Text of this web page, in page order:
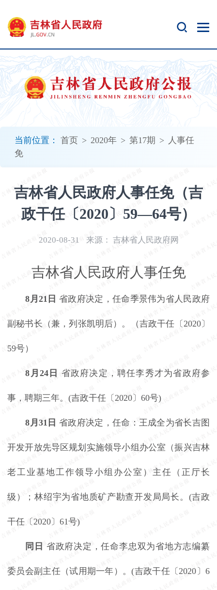
当前位置： 首页 > 2020年 > 第17期 > 人事任
免
吉林省人民政府人事任免（吉
政干任〔2020〕59—64号）
2020-08-31 来源： 吉林省人民政府网
吉林省人民政府人事任免
8月21日 省政府决定，任命季景伟为省人民政府
副秘书长（兼，列张凯明后）。（吉政干任〔2020〕
59号）
8月24日 省政府决定，聘任李秀才为省政府参
事，聘期三年。 (吉政干任〔2020〕60号)
8月31日 省政府决定，任命：王成全为省长吉图
开发开放先导区规划实施领导小组办公室（振兴吉林
老工业基地工作领导小组办公室）主任（正厅长
级）；林绍宇为省地质矿产勘查开发局局长。 (吉政
干任〔2020〕61号)
同日 省政府决定，任命李忠双为省地方志编纂
委员会副主任（试用期一年）。(吉政干任〔2020〕6
开
无
障
碍
说
明
加